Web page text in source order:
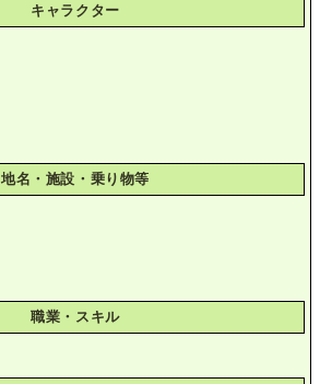
キャラクター
地名・施設・乗り物等
職業・スキル